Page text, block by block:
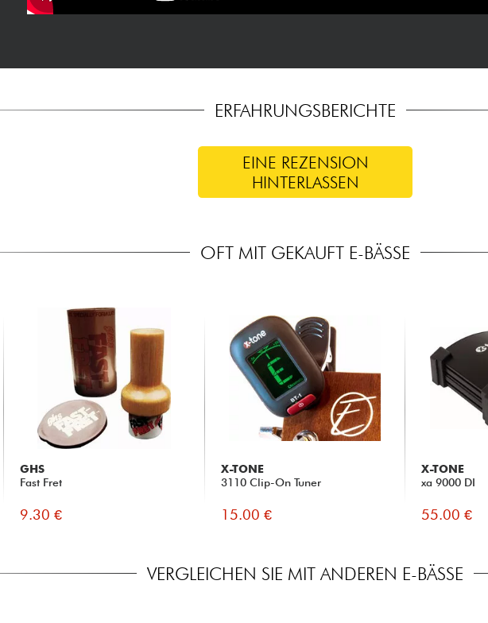
ERFAHRUNGSBERICHTE
EINE REZENSION
HINTERLASSEN
OFT MIT GEKAUFT E-BÄSSE
GHS
Fast Fret
9.30 €
X-TONE
3110 Clip-On Tuner
15.00 €
X-TONE
xa 9000 DI
55.00 €
VERGLEICHEN SIE MIT ANDEREN E-BÄSSE